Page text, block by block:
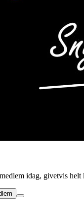
idag, givetvis helt